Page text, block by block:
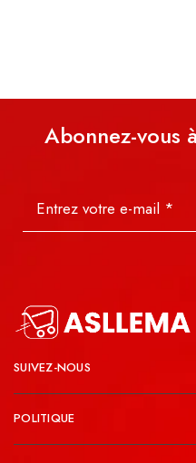
Abonnez-vous
SUIVEZ-NOUS
POLITIQUE